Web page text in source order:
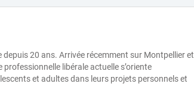
20 ans. Arrivée récemment sur Montpellier et
libérale actuelle s’oriente
et adultes dans leurs projets personnels et